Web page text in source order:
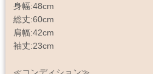
身幅:48cm
総丈:60cm
肩幅:42cm
袖丈:23cm